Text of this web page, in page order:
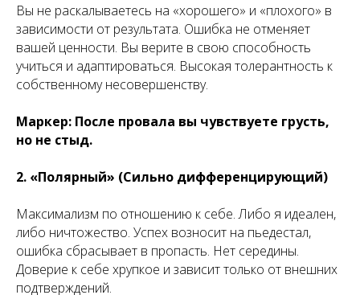
Вы не раскалываетесь на «хорошего» и «плохого» в
зависимости от результата. Ошибка не отменяет
вашей ценности. Вы верите в свою способность
учиться и адаптироваться. Высокая толерантность к
собственному несовершенству.
Маркер: После провала вы чувствуете грусть,
но не стыд.
2. «Полярный» (Сильно дифференцирующий)
Максимализм по отношению к себе. Либо я идеален,
либо ничтожество. Успех возносит на пьедестал,
ошибка сбрасывает в пропасть. Нет середины.
Доверие к себе хрупкое и зависит только от внешних
подтверждений.